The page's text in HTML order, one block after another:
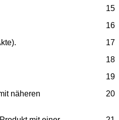
15
16
17
18
19
20
näheren